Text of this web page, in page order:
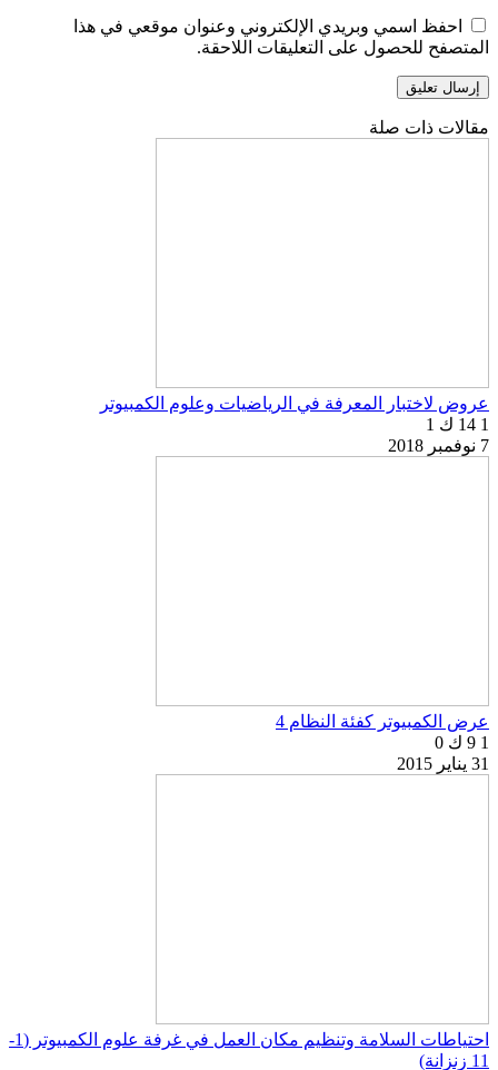
احفظ اسمي وبريدي الإلكتروني وعنوان موقعي في هذا
المتصفح للحصول على التعليقات اللاحقة.
مقالات ذات صلة
عروض لاختبار المعرفة في الرياضيات وعلوم الكمبيوتر
1 14 ك
1
7 نوفمبر 2018
عرض الكمبيوتر كفئة النظام 4
1 9 ك
0
31 يناير 2015
احتياطات السلامة وتنظيم مكان العمل في غرفة علوم الكمبيوتر (1-
11 زنزانة)